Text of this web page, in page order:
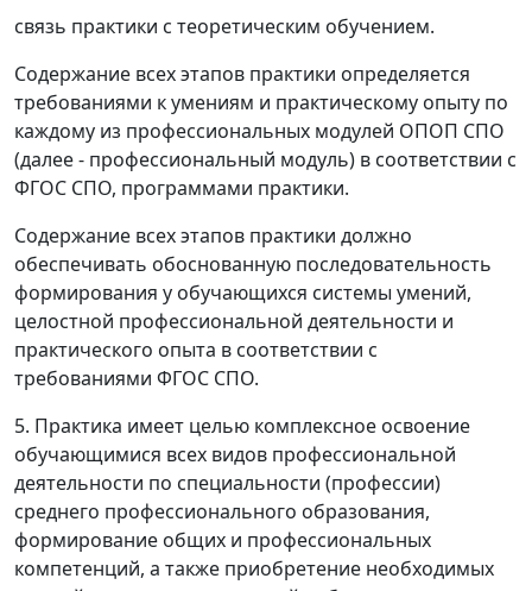
связь практики с теоретическим обучением.
Содержание всех этапов практики определяется
требованиями к умениям и практическому опыту по
каждому из профессиональных модулей ОПОП СПО
(далее - профессиональный модуль) в соответствии с
ФГОС СПО, программами практики.
Содержание всех этапов практики должно
обеспечивать обоснованную последовательность
формирования у обучающихся системы умений,
целостной профессиональной деятельности и
практического опыта в соответствии с
требованиями ФГОС СПО.
5. Практика имеет целью комплексное освоение
обучающимися всех видов профессиональной
деятельности по специальности (профессии)
среднего профессионального образования,
формирование общих и профессиональных
компетенций, а также приобретение необходимых